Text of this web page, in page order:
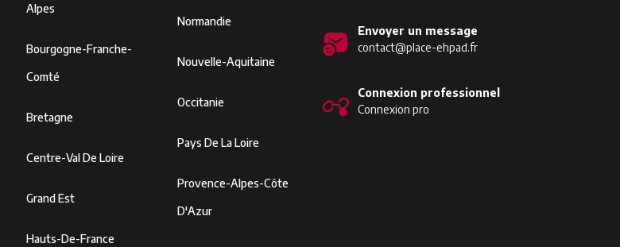
Alpes
Bourgogne-Franche-
Comté
Bretagne
Centre-Val De Loire
Grand Est
Hauts-De-France
Normandie
Nouvelle-Aquitaine
Occitanie
Pays De La Loire
Provence-Alpes-Côte
D'Azur
Envoyer un message
contact@place-ehpad.fr
Connexion professionnel
Connexion pro